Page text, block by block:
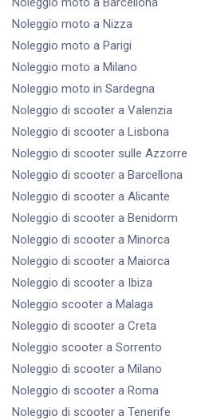
Noleggio moto a Nizza
Noleggio moto a Parigi
Noleggio moto a Milano
Noleggio moto in Sardegna
Noleggio di scooter a Valenzia
Noleggio di scooter a Lisbona
Noleggio di scooter sulle Azzorre
Noleggio di scooter a Barcellona
Noleggio di scooter a Alicante
Noleggio di scooter a Benidorm
Noleggio di scooter a Minorca
Noleggio di scooter a Maiorca
Noleggio di scooter a Ibiza
Noleggio scooter a Malaga
Noleggio di scooter a Creta
Noleggio scooter a Sorrento
Noleggio di scooter a Milano
Noleggio di scooter a Roma
Noleggio di scooter a Tenerife